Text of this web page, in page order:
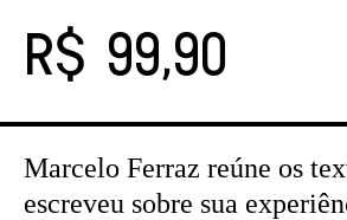
R$ 99,90
Marcelo Ferraz reúne os
escreveu sobre sua